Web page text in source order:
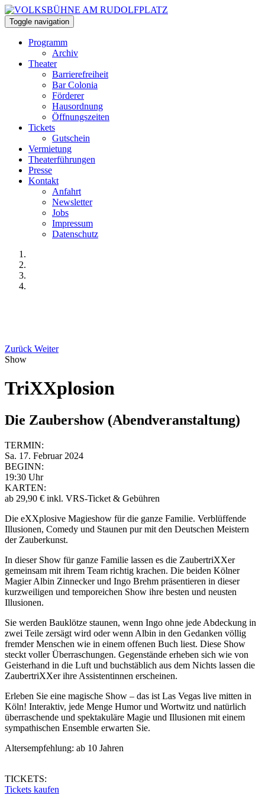
Toggle navigation
Programm
Archiv
Theater
Barrierefreiheit
Bar Colonia
Förderer
Hausordnung
Öffnungszeiten
Tickets
Gutschein
Vermietung
Theaterführungen
Presse
Kontakt
Anfahrt
Newsletter
Jobs
Impressum
Datenschutz
Zurück Weiter
Show
TriXXplosion
Die Zaubershow (Abendveranstaltung)
TERMIN:
Sa. 17. Februar 2024
BEGINN:
19:30 Uhr
KARTEN:
ab 29,90 € inkl. VRS-Ticket & Gebühren
Die eXXplosive Magieshow für die ganze Familie. Verblüffende
Illusionen, Comedy und Staunen pur mit den Deutschen Meistern
der Zauberkunst.
In dieser Show für ganze Familie lassen es die ZaubertriXXer
gemeinsam mit ihrem Team richtig krachen. Die beiden Kölner
Magier Albin Zinnecker und Ingo Brehm präsentieren in dieser
kurzweiligen und temporeichen Show ihre besten und neusten
Illusionen.
Sie werden Bauklötze staunen, wenn Ingo ohne jede Abdeckung in
zwei Teile zersägt wird oder wenn Albin in den Gedanken völlig
fremder Menschen wie in einem offenen Buch liest. Diese Show
steckt voller Überraschungen. Gegenstände erheben sich wie von
Geisterhand in die Luft und buchstäblich aus dem Nichts lassen die
ZaubertriXXer ihre Assistentinnen erscheinen.
Erleben Sie eine magische Show – das ist Las Vegas live mitten in
Köln! Interaktiv, jede Menge Humor und Wortwitz und natürlich
überraschende und spektakuläre Magie und Illusionen mit einem
sympathischen Ensemble erwarten Sie.
Altersempfehlung: ab 10 Jahren
TICKETS:
Tickets kaufen